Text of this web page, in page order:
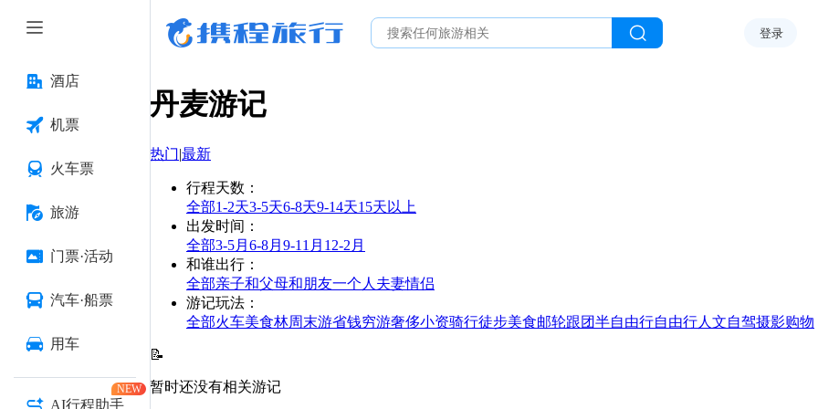
酒店
机票
火车票
旅游
门票·活动
汽车·船票
用车
AI行程助手
NEW
登录
丹麦游记
热门|最新
行程天数 ：
全部1-2天3-5天6-8天9-14天15天以上
出发时间 ：
全部3-5月 6-8月 9-11月 12-2月
和谁出行 ：
全部亲子和父母和朋友一个人 夫妻情侣
游记玩法 ：
全部火车美食林周末游省钱穷游奢侈小资骑行徒步美食邮轮跟团半自由行自由行人文自驾摄影购物
📝
暂时还没有相关游记